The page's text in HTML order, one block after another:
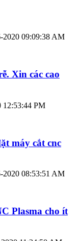
2020 09:09:38 AM
Xin các cao
12:53:44 PM
máy cắt cnc
2020 08:53:51 AM
Plasma cho ít